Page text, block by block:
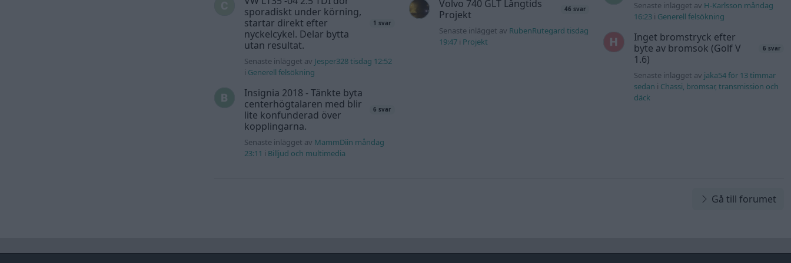
sporadiskt under körning,
startar direkt efter
nyckelcykel. Delar bytta
utan resultat.
1 svar
Senaste inlägget av Jesper328 tisdag 12:52
i Generell felsökning
Insignia 2018 - Tänkte byta
centerhögtalaren med blir
lite konfunderad över
kopplingarna.
6 svar
Senaste inlägget av MammDiin måndag
23:11 i Billjud och multimedia
Volvo 740 GLT Långtids
Projekt
46 svar
Senaste inlägget av RubenRutegard tisdag
19:47i Projekt
Senaste inlägget av H-Karlsson måndag
16:23i Generell felsökning
Inget bromstryck efter
byte av bromsok (Golf V
1.6)
6 svar
Senaste inlägget av jaka54 för 13 timmar
sedan i Chassi, bromsar, transmission och
däck
Gå till forumet